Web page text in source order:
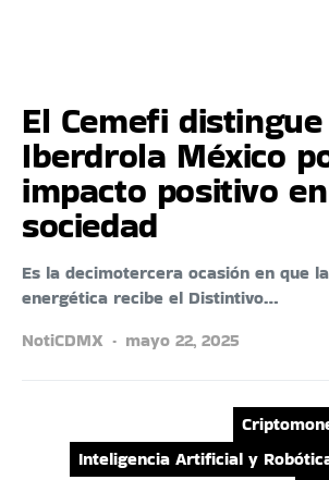
El Cemefi
Iberdrola México
impacto positivo
sociedad
Es la decimotercera ocasión en que
energética recibe el Distintivo…
NotiCDMX
mayo 22, 2025
Inteligencia Artificial y